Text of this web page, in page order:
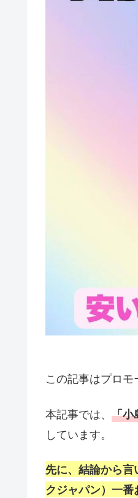
この記事はプロモ
本記事では、 「小
しています。
先に、結論から
クジャパン）一番